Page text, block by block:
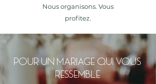
Nous organisons. Vous
profitez.
POUR UN MARIAGE QUI VOUS
RESSEMBLE